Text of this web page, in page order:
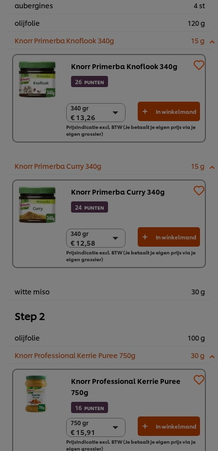
aubergines
4 st
olijfolie
120 g
Knorr Primerba Knoflook 340g
15 g
Knorr Primerba Knoflook 340g
26 PUNTEN
340 gr
€ 13,26
340 gr
€ 13,26
2 x 340 gr
€ 26,51
In winkelmand
Prijsindicatie excl. BTW (Je betaalt je eigen prijs via je
eigen grossier)
Knorr Primerba Curry 340g 15 g
Knorr Primerba Curry 340g
24 PUNTEN
340 gr
€ 12,58
340 gr
€ 12,58
2 x 340 gr
€ 25,16
In winkelmand
Prijsindicatie excl. BTW (Je betaalt je eigen prijs via je
eigen grossier)
witte miso 30 g
Step 2
olijfolie
100 g
Knorr Professional Kerrie Puree 750g
30 g
Knorr Professional Kerrie Puree
750g
16 PUNTEN
750 gr
€ 15,91
750 gr
€ 15,91
2 x 750 gr
In winkelmand
Prijsindicatie excl. BTW (Je betaalt je eigen prijs via je
eigen grossier)